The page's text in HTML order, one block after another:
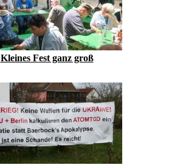
Kleines Fest ganz groß